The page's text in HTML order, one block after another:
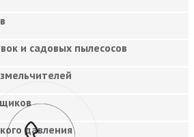
и садовых пылесосов
давления